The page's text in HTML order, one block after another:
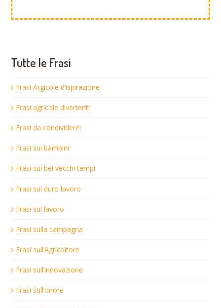
Tutte le Frasi
Frasi Argicole d’ispirazione
Frasi agricole divertenti
Frasi da condividere!
Frasi sui bambini
Frasi sui bei vecchi tempi
Frasi sul duro lavoro
Frasi sul lavoro
Frasi sulla campagna
Frasi sull’Agricoltore
Frasi sull’innovazione
Frasi sull’onore